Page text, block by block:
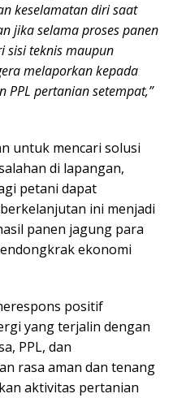
keselamatan diri saat
jika selama proses panen
sisi teknis maupun
melaporkan kepada
pertanian setempat,”
untuk mencari solusi
di lapangan,
petani dapat
ini menjadi
panen jagung para
ekonomi
positif
yang terjalin dengan
PPL, dan
rasa aman dan tenang
aktivitas pertanian